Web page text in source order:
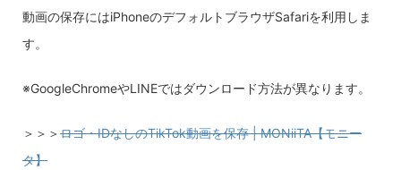
動画の保存にはiPhoneのデフォルトブラウザSafariを利用しま
す。
※GoogleChromeやLINEではダウンロード方法が異なります。
＞＞＞ロゴ・IDなしのTikTok動画を保存 | MONiiTA【モニー
タ】